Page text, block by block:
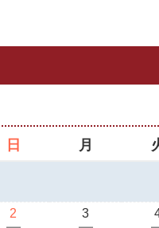
日 月
2 3